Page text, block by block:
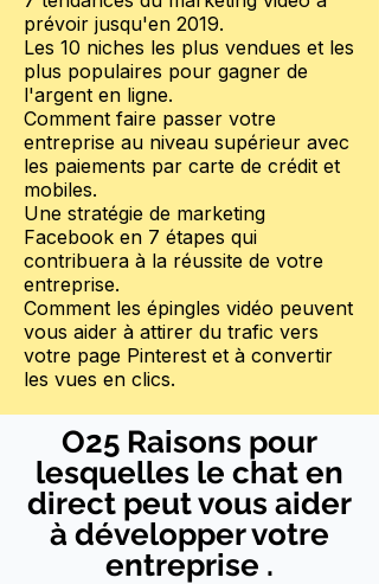
prévoir jusqu'en 2019.
Les 10 niches les plus vendues et les
plus populaires pour gagner de
l'argent en ligne.
Comment faire passer votre
entreprise au niveau supérieur avec
les paiements par carte de crédit et
mobiles.
Une stratégie de marketing
Facebook en 7 étapes qui
contribuera à la réussite de votre
entreprise.
Comment les épingles vidéo peuvent
vous aider à attirer du trafic vers
votre page Pinterest et à convertir
les vues en clics.
O25 Raisons pour
lesquelles le chat en
direct peut vous aider
à développer votre
entreprise .